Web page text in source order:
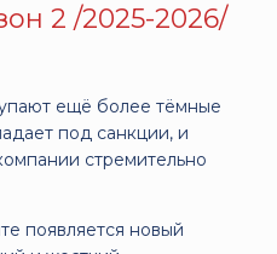
2 /2025-2026/
ещё более тёмные
под санкции, и
стремительно
появляется новый